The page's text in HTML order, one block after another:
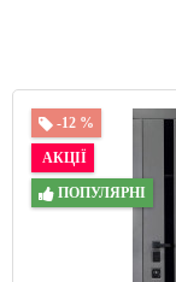
-12 %
АКЦІЇ
ПОПУЛЯРНІ